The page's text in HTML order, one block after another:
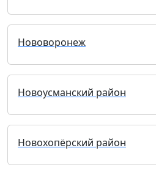
Нововоронеж
Новоусманский район
Новохопёрский район